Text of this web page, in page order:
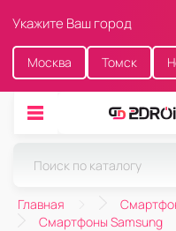
Укажите Ваш город
Москва Томск
Главная
Смартфоны Samsung